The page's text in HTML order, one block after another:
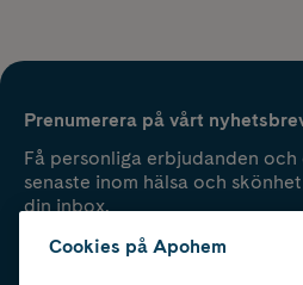
Prenumerera på vårt
Få personliga erbjudanden och
senaste inom hälsa och
din inbox.
Cookies på Apohem